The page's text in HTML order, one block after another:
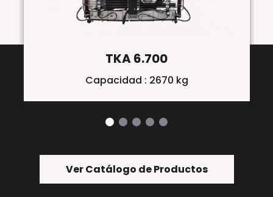
TKA 6.700
Capacidad : 2670 kg
Ver Catálogo de Productos